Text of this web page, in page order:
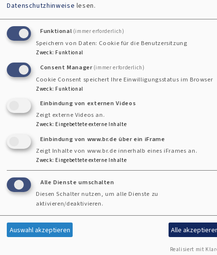
Der Glaube geht dich selber an!
#Konfirmation
Kontaktformular
Fußbereichsmenü
Cookie-Einstellungen
Impressum
Datenschutzerklärung
Datenschutzhinweise lesen.
Funktional (immer erforderlich)
Speichern von Daten: Cookie für die Benutzersitzung
Zweck: Funktional
Consent Manager (immer erforderlich)
Cookie Consent speichert Ihre Einwilligungsstatus im Browser
Zweck: Funktional
Einbindung von externen Videos
Zeigt externe Videos an.
Zweck: Eingebettete externe Inhalte
Einbindung von www.br.de über ein iFrame
Zeigt Inhalte von www.br.de innerhalb eines iFrames an.
Zweck: Eingebettete externe Inhalte
Alle Dienste umschalten
Diesen Schalter nutzen, um alle Dienste zu
aktivieren/deaktivieren.
Auswahl akzeptieren Alle
Realisiert mit